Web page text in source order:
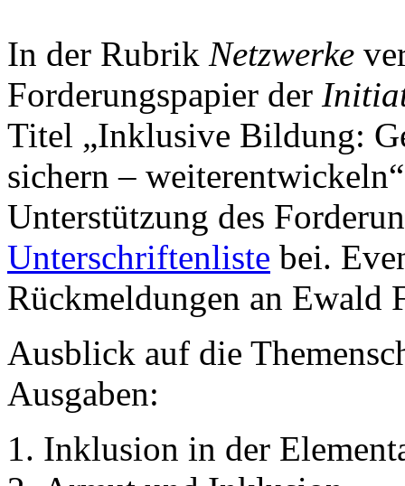
In der Rubrik Netzwerke
Forderungspapier der
Titel „Inklusive Bildung:
sichern –
Unterstützung des
Unterschriftenliste bei.
Rückmeldungen an Ewald
Ausblick auf die
Ausgaben:
Inklusion in der